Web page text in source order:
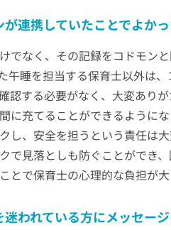
連携していたことでよかっ
でなく、その記録をコドモン
午睡を担当する保育士以外は
認する必要がなく、大変あり
に充てることができるように
し、安全を担うという責任は
で見落としも防ぐことができ
とで保育士の心理的な負担が大
われている方にメッセー